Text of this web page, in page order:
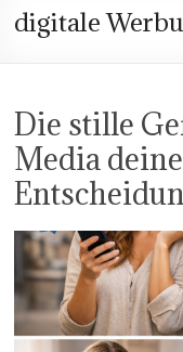
digitale
Die stille
Media